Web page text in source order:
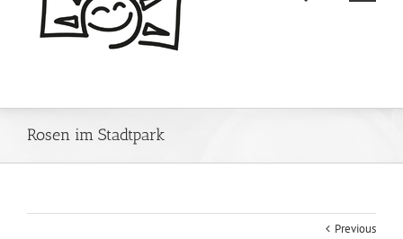
Rosen im Stadtpark
Previous